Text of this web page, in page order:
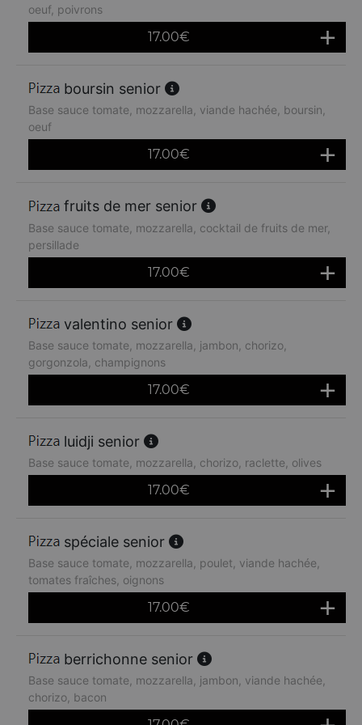
oeuf, poivrons
17.00€
boursin senior
Base sauce tomate, mozzarella, viande hachée, boursin,
oeuf
17.00€
fruits de mer senior
Base sauce tomate, mozzarella, cocktail de fruits de mer,
persillade
17.00€
valentino senior
Base sauce tomate, mozzarella, jambon, chorizo,
gorgonzola, champignons
17.00€
luidji senior
Base sauce tomate, mozzarella, chorizo, raclette, olives
17.00€
spéciale senior
Base sauce tomate, mozzarella, poulet, viande hachée,
tomates fraîches, oignons
17.00€
berrichonne senior
Base sauce tomate, mozzarella, jambon, viande hachée,
chorizo, bacon